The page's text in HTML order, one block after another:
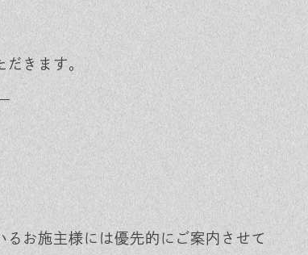
だきます。
お施主様には優先的にご案内させて